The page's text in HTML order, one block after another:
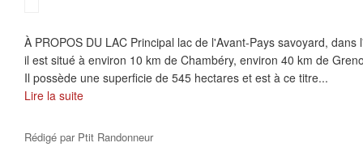
À PROPOS DU LAC Principal lac de l'Avant-Pays savoyard,
il est situé à environ 10 km de Chambéry, environ 40 km de
Il possède une superficie de 545 hectares et est à ce titre...
Lire la suite
Rédigé par Ptit Randonneur